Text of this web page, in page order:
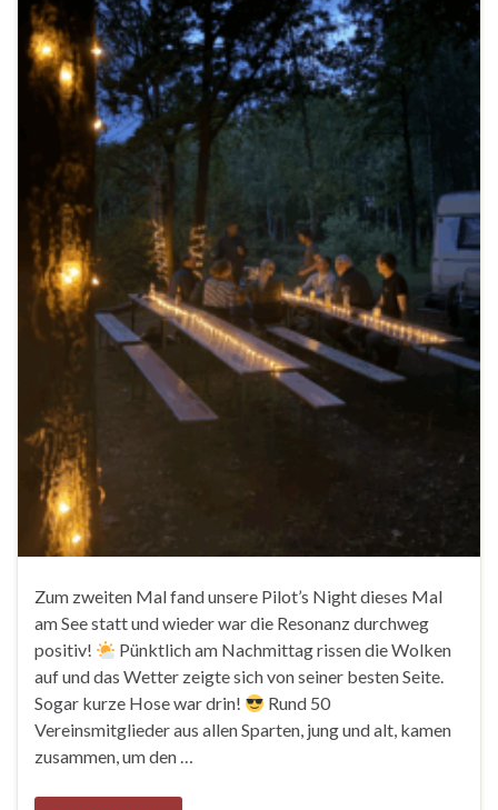
Zum zweiten Mal fand unsere Pilot’s Night dieses Mal
am See statt und wieder war die Resonanz durchweg
positiv!
Pünktlich am Nachmittag rissen die Wolken
auf und das Wetter zeigte sich von seiner besten Seite.
Sogar kurze Hose war drin!
Rund 50
Vereinsmitglieder aus allen Sparten, jung und alt, kamen
zusammen, um den …